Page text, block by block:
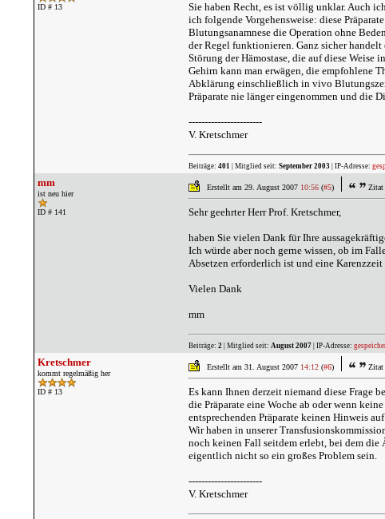
ID # 13
Sie haben Recht, es ist völlig unklar. Auch
ich folgende Vorgehensweise: diese
Blutungsanamnese die Operation ohne
der Regel funktionieren. Ganz sicher
Störung der Hämostase, die auf diese Weise
Gehirn kann man erwägen, die empfohlene
Abklärung einschließlich in vivo
Präparate nie länger eingenommen und die
-----------------------
V. Kretschmer
Beiträge: 401 | Mitglied seit: September 2003| IP-Adresse:
mm
ist neu hier
ID # 141
Erstellt am 29. August 2007 10:56(#5) Zitat
Sehr geehrter Herr Prof. Kretschmer,
haben Sie vielen Dank für Ihre
Ich würde aber noch gerne wissen, ob im
Absetzen erforderlich ist und eine
Vielen Dank
mm
Beiträge: 2| Mitglied seit: August 2007| IP-Adresse:
Kretschmer
kommt regelmäßig her
ID # 13
Erstellt am 31. August 2007 14:12(#6) Zitat
Es kann Ihnen derzeit niemand diese Frage
die Präparate eine Woche ab oder wenn
entsprechenden Präparate keinen Hinweis
Wir haben in unserer
noch keinen Fall seitdem erlebt, bei dem die
eigentlich nicht so ein großes Problem sein.
-----------------------
V. Kretschmer